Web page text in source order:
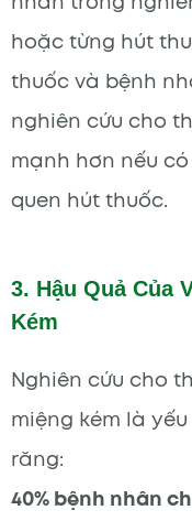
hoặc từng hút
thuốc và bệnh
nghiên cứu cho
mạnh hơn nếu
quen hút thuốc.
3. Hậu Quả Của
Kém
Nghiên cứu cho
miệng kém là
răng:
40% bệnh nhân